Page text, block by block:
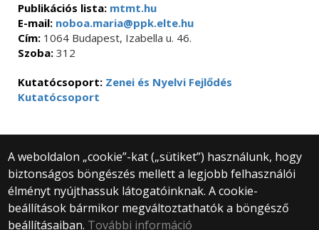
Publikációs lista: mtmt.hu
E-mail: noboa.maria@ppk.elte.hu
Cím: 1064 Budapest, Izabella u. 46.
Szoba: 312
Kutatócsoport: Zenei és Nyelvi Fejlődés
Kutatócsoport
A weboldalon „cookie”-kat („sütiket”) használunk, hogy
biztonságos böngészés mellett a legjobb felhasználói
élményt nyújthassuk látogatóinknak. A cookie-
beállítások bármikor megváltoztathatók a böngésző
beállításaiban. További információ
© 2025 Eötvös Loránd Tudományegyetem
Minden jog fenntartva.
1053 Budapest, Egyetem tér 1–3.
Központi telefonszám: +36 1 411 6500